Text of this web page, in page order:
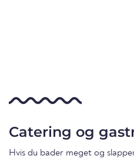
Catering og
Hvis du bader meget og